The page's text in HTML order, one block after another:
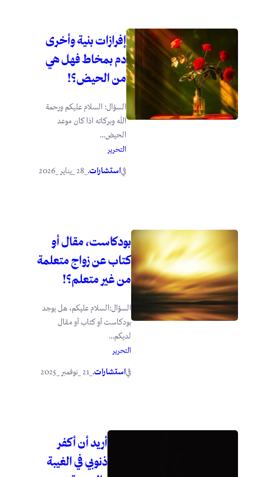
إفرازات بنية وأخرى
دم بمخاط فهل هي
من الحيض؟!
السؤال: السلام عليكم ورحمة
الله وبركاته اذا كان موعد
الحيض...
التحرير
فياستشارات.
بودكاست، مقال أو
كتاب عن زواج متعلمة
من غير متعلم؟!
السؤال:السلام عليكم، هل يوجد
بودكاست أو كتاب أو مقال
لديكم...
التحرير
فياستشارات. _21 _نوفمبر _2025
أريد أن أكفر
ذنوبي في الغيبة